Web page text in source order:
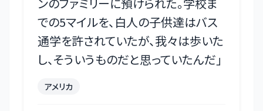
での5マイルを、白人の子供達はバス
通学を許されていたが、我々は歩いた
し、そういうものだと思っていたんだ 」
アメリカ